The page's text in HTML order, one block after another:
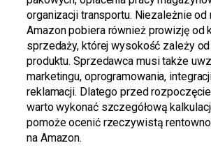
organizacji transportu. Niezależnie od
Amazon pobiera również prowizję od
sprzedaży, której wysokość zależy
produktu. Sprzedawca musi także
marketingu, oprogramowania,
reklamacji. Dlatego przed
warto wykonać szczegółową
pomoże ocenić rzeczywistą
na Amazon.